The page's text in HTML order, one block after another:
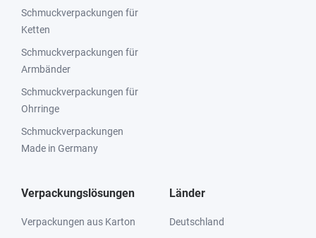
Schmuckverpackungen für
Ketten
Schmuckverpackungen für
Armbänder
Schmuckverpackungen für
Ohrringe
Schmuckverpackungen
Made in Germany
Verpackungslösungen
Verpackungen aus Karton
Länder
Deutschland